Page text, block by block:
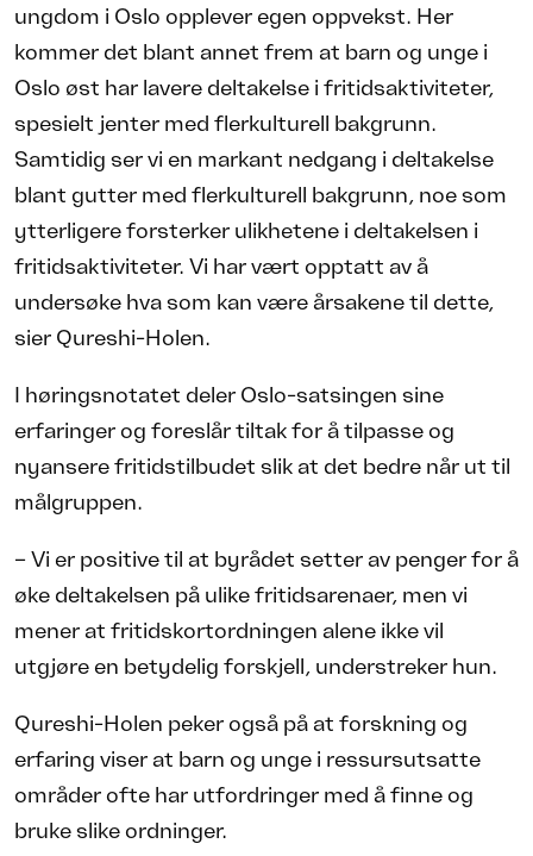
ungdom i Oslo opplever egen oppvekst. Her
kommer det blant annet frem at barn og unge i
Oslo øst har lavere deltakelse i fritidsaktiviteter,
spesielt jenter med flerkulturell bakgrunn.
Samtidig ser vi en markant nedgang i deltakelse
blant gutter med flerkulturell bakgrunn, noe som
ytterligere forsterker ulikhetene i deltakelsen i
fritidsaktiviteter. Vi har vært opptatt av å
undersøke hva som kan være årsakene til dette,
sier Qureshi-Holen.
I høringsnotatet deler Oslo-satsingen sine
erfaringer og foreslår tiltak for å tilpasse og
nyansere fritidstilbudet slik at det bedre når ut til
målgruppen.
– Vi er positive til at byrådet setter av penger for å
øke deltakelsen på ulike fritidsarenaer, men vi
mener at fritidskortordningen alene ikke vil
utgjøre en betydelig forskjell, understreker hun.
Qureshi-Holen peker også på at forskning og
erfaring viser at barn og unge i ressursutsatte
områder ofte har utfordringer med å finne og
bruke slike ordninger.